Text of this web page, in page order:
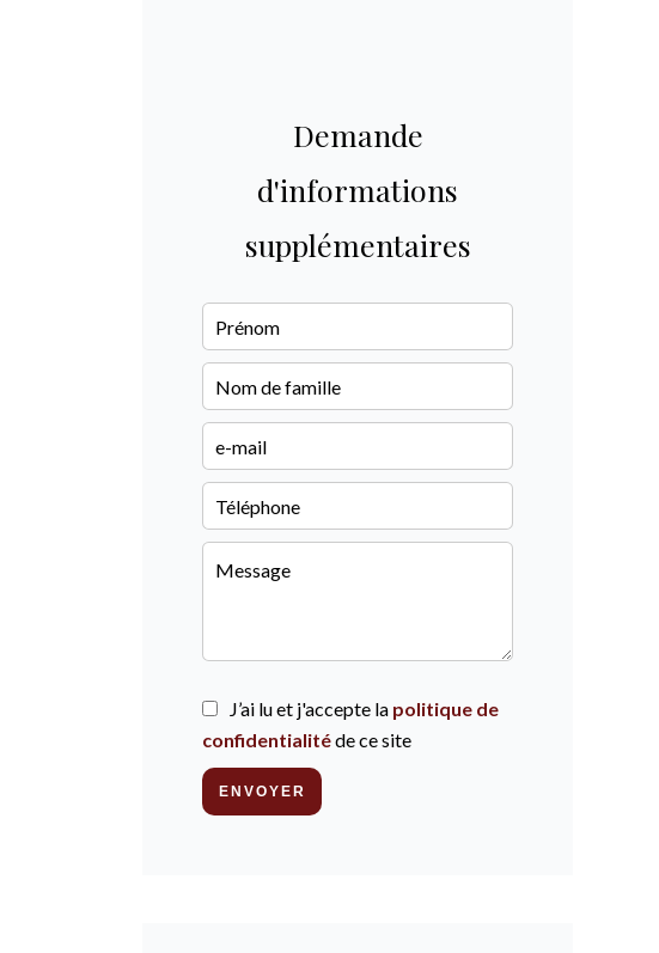
Demande
d'informations
supplémentaires
J’ai lu et j'accepte la politique de
confidentialitéde ce site
ENVOYER